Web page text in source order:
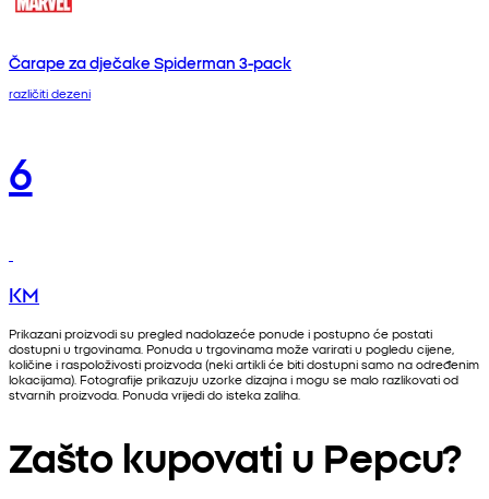
Čarape za dječake Spiderman 3-pack
različiti dezeni
6
KM
Prikazani proizvodi su pregled nadolazeće ponude i postupno će postati
dostupni u trgovinama. Ponuda u trgovinama može varirati u pogledu cijene,
količine i raspoloživosti proizvoda (neki artikli će biti dostupni samo na određenim
lokacijama). Fotografije prikazuju uzorke dizajna i mogu se malo razlikovati od
stvarnih proizvoda. Ponuda vrijedi do isteka zaliha.
Zašto kupovati u Pepcu?